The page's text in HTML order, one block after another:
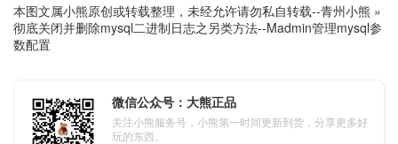
本图文属小熊原创或转载整理，未经允许请勿私自转载--青州小熊 »
彻底关闭并删除mysql二进制日志之另类方法--Madmin管理mysql参
数配置
微信公众号：大熊正品
关注小熊服务号，小熊第一时间更新到货，分享更多好
玩的东西。